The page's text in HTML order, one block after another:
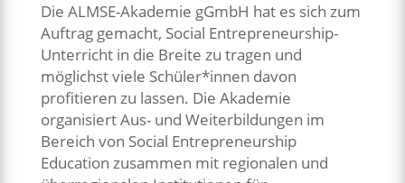
Die ALMSE-Akademie gGmbH hat es sich zum
Auftrag gemacht, Social Entrepreneurship-
Unterricht in die Breite zu tragen und
möglichst viele Schüler*innen davon
profitieren zu lassen. Die Akademie
organisiert Aus- und Weiterbildungen im
Bereich von Social Entrepreneurship
Education zusammen mit regionalen und